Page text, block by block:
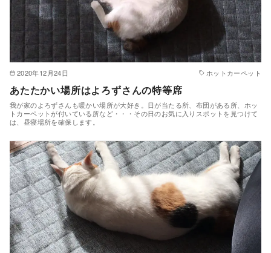
2020年12月24日 ホットカーペット
あたたかい場所はよろずさんの特等席
我が家のよろずさんも暖かい場所が大好き。日が当たる所、布団がある所、ホッ
トカーペットが付いている所など・・・その日のお気に入りスポットを見つけて
は、昼寝場所を確保します。